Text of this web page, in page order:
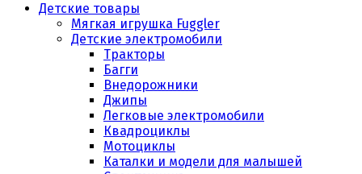
Детские товары
Мягкая игрушка Fuggler
Детские электромобили
Тракторы
Багги
Внедорожники
Джипы
Легковые электромобили
Квадроциклы
Мотоциклы
Каталки и модели для малышей